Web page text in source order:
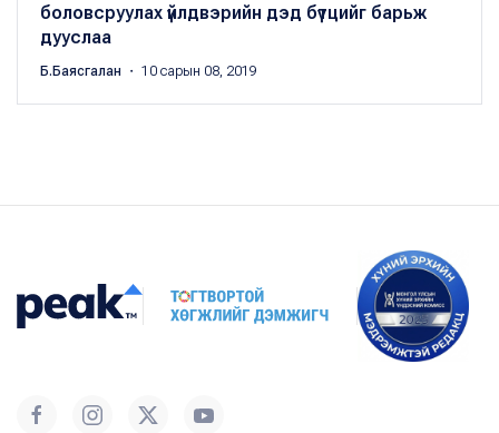
боловсруулах үйлдвэрийн дэд бүтцийг барьж
дууслаа
Б.Баясгалан ・ 10 сарын 08, 2019